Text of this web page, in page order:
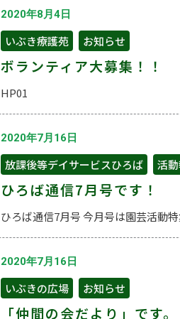
2020年8月4日
いぶき療護苑 お知らせ
ボランティア大募集！！
HP01
2020年7月16日
放課後等デイサービスひろば 活
ひろば通信7月号です！
ひろば通信7月号 今月号は園芸活動
2020年7月16日
いぶきの広場 お知らせ
「仲間の会だより」です。